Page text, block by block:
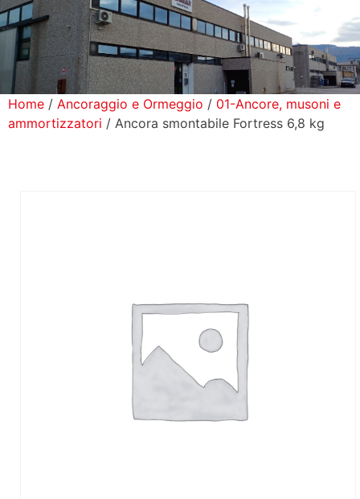
Prodotti
Home / Ancoraggio e Ormeggio / 01-Ancore, musoni e
ammortizzatori / Ancora smontabile Fortress 6,8 kg